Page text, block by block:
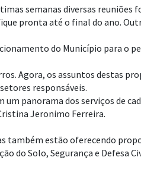
semanas diversas
pronta até o final do ano.
do Município para o
Agora, os assuntos destas
responsáveis.
panorama dos serviços de
Jeronimo Ferreira.
também estão oferecendo
do Solo, Segurança e Defesa